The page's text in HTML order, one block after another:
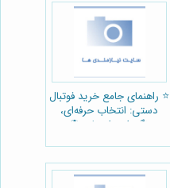
⭐️ راهنمای جامع خرید فوتبال
دستی: انتخاب حرفه‌ای،
نگهداری اصولی ⚽️